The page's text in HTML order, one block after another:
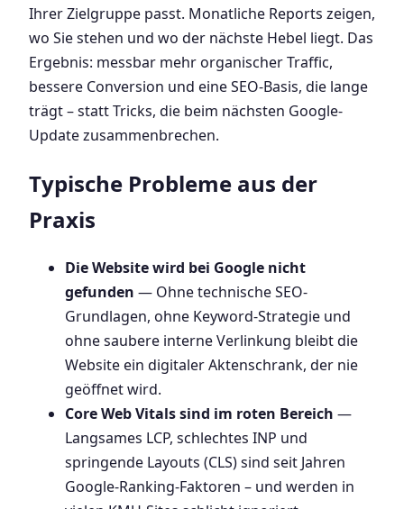
Ihrer Zielgruppe passt. Monatliche Reports zeigen,
wo Sie stehen und wo der nächste Hebel liegt. Das
Ergebnis: messbar mehr organischer Traffic,
bessere Conversion und eine SEO-Basis, die lange
trägt – statt Tricks, die beim nächsten Google-
Update zusammenbrechen.
Typische Probleme aus der
Praxis
Die Website wird bei Google nicht
gefunden — Ohne technische SEO-
Grundlagen, ohne Keyword-Strategie und
ohne saubere interne Verlinkung bleibt die
Website ein digitaler Aktenschrank, der nie
geöffnet wird.
Core Web Vitals sind im roten Bereich —
Langsames LCP, schlechtes INP und
springende Layouts (CLS) sind seit Jahren
Google-Ranking-Faktoren – und werden in